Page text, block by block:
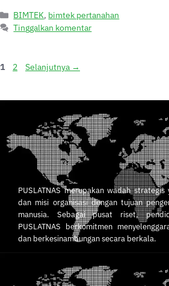
BIMTEK, bimtek pertanahan
Tinggalkan komentar
1 2 Selanjutnya →
PUSLATNAS merupakan wadah
dan misi organisasi dengan tujuan
manusia. Sebagai pusat riset,
PUSLATNAS berkomitmen
dan berkesinambungan secara berkala.